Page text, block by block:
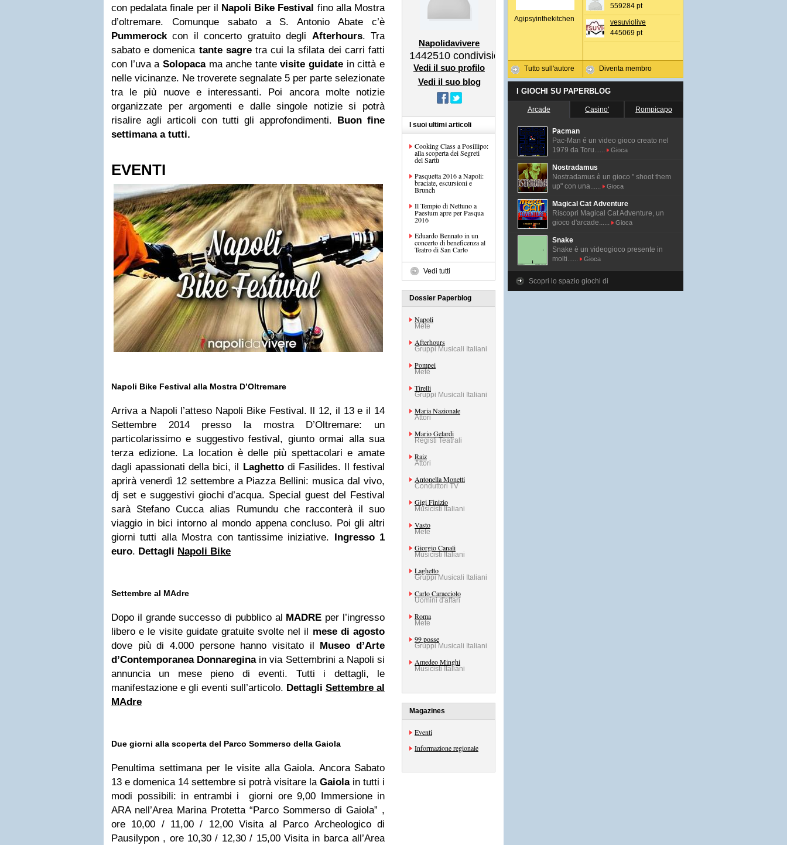
con pedalata finale per il Napoli Bike Festival fino alla Mostra
d’oltremare. Comunque sabato a S. Antonio Abate c’è
Pummerockcon il concerto gratuito degli Afterhours. Tra
sabato e domenica tante sagretra cui la sfilata dei carri fatti
con l’uva a Solopacama anche tantevisite guidate in città e
nelle vicinanze. Ne troverete segnalate 5 per parte selezionate
tra le più nuove e interessanti. Poi ancora molte notizie
organizzate per argomenti e dalle singole notizie si potrà
risalire agli articoli con tutti gli approfondimenti. Buon fine
settimana a tutti.
EVENTI
Napoli Bike Festival alla Mostra D’Oltremare
Arriva a Napoli l’atteso Napoli Bike Festival. Il 12, il 13 e il 14
Settembre 2014 presso la mostra D’Oltremare: un
particolarissimo e suggestivo festival, giunto ormai alla sua
terza edizione. La location è delle più spettacolari e amate
dagli apassionati della bici, il Laghettodi Fasilides. Il festival
aprirà venerdì 12 settembre a Piazza Bellini: musica dal vivo,
dj set e suggestivi giochi d’acqua. Special guest del Festival
sarà Stefano Cucca alias Rumundu che racconterà il suo
viaggio in bici intorno al mondo appena concluso. Poi gli altri
giorni tutti alla Mostra con tantissime iniziative. Ingresso 1
euro. Dettagli Napoli Bike
Settembre al MAdre
Dopo il grande successo di pubblico al MADRE per l’ingresso
libero e le visite guidate gratuite svolte nel il mese di agosto
dove più di 4.000 persone hanno visitato il Museo d’Arte
d’Contemporanea Donnareginain via Settembrini a Napoli si
annuncia un mese pieno di eventi. Tutti i dettagli, le
manifestazione e gli eventi sull’articolo. Dettagli Settembre al
MAdre
Due giorni alla scoperta del Parco Sommerso della Gaiola
Penultima settimana per le visite alla Gaiola. Ancora Sabato
13 e domenica 14 settembre si potrà visitare laGaiolain tutti i
modi possibili: in entrambi i giorni ore 9,00 Immersione in
ARA nell’Area Marina Protetta “Parco Sommerso di Gaiola” ,
ore 10,00 / 11,00 / 12,00 Visita al Parco Archeologico di
Pausilypon , ore 10,30 / 12,30 / 15,00 Visita in barca all’Area
Napolidavivere
1442510 condivisioni
Vedi il suo profilo
Vedi il suo blog
I suoi ultimi articoli
Cooking Class a Posillipo:
alla scoperta dei Segreti
del Sartù
Pasquetta 2016 a Napoli:
braciate, escursioni e
Brunch
Il Tempio di Nettuno a
Paestum apre per Pasqua
2016
Eduardo Bennato in un
concerto di beneficenza al
Teatro di San Carlo
Vedi tutti
Dossier Paperblog
Napoli
Mete
Afterhours
Gruppi Musicali Italiani
Pompei
Mete
Tirelli
Gruppi Musicali Italiani
Maria Nazionale
Attori
Mario Gelardi
Registi Teatrali
Raiz
Attori
Antonella Monetti
Conduttori TV
Gigi Finizio
Musicisti Italiani
Vasto
Mete
Giorgio Canali
Musicisti Italiani
Laghetto
Gruppi Musicali Italiani
Carlo Caracciolo
Uomini d'affari
Roma
Mete
99 posse
Gruppi Musicali Italiani
Amedeo Minghi
Musicisti Italiani
Magazines
Eventi
Informazione regionale
Agipsyinthekitchen
Tutto sull'autore
559284 pt
vesuviolive
445069 pt
Diventa membro
I GIOCHI SU PAPERBLOG
Arcade Casino' Rompicapo
Pacman
Pac-Man é un video gioco creato nel
1979 da Toru......
Gioca
Nostradamus
Nostradamus è un gioco " shoot them
up" con una......
Gioca
Magical Cat Adventure
Riscopri Magical Cat Adventure, un
gioco d'arcade......
Gioca
Snake
Snake è un videogioco presente in
molti......
Gioca
Scopri lo spazio giochi di